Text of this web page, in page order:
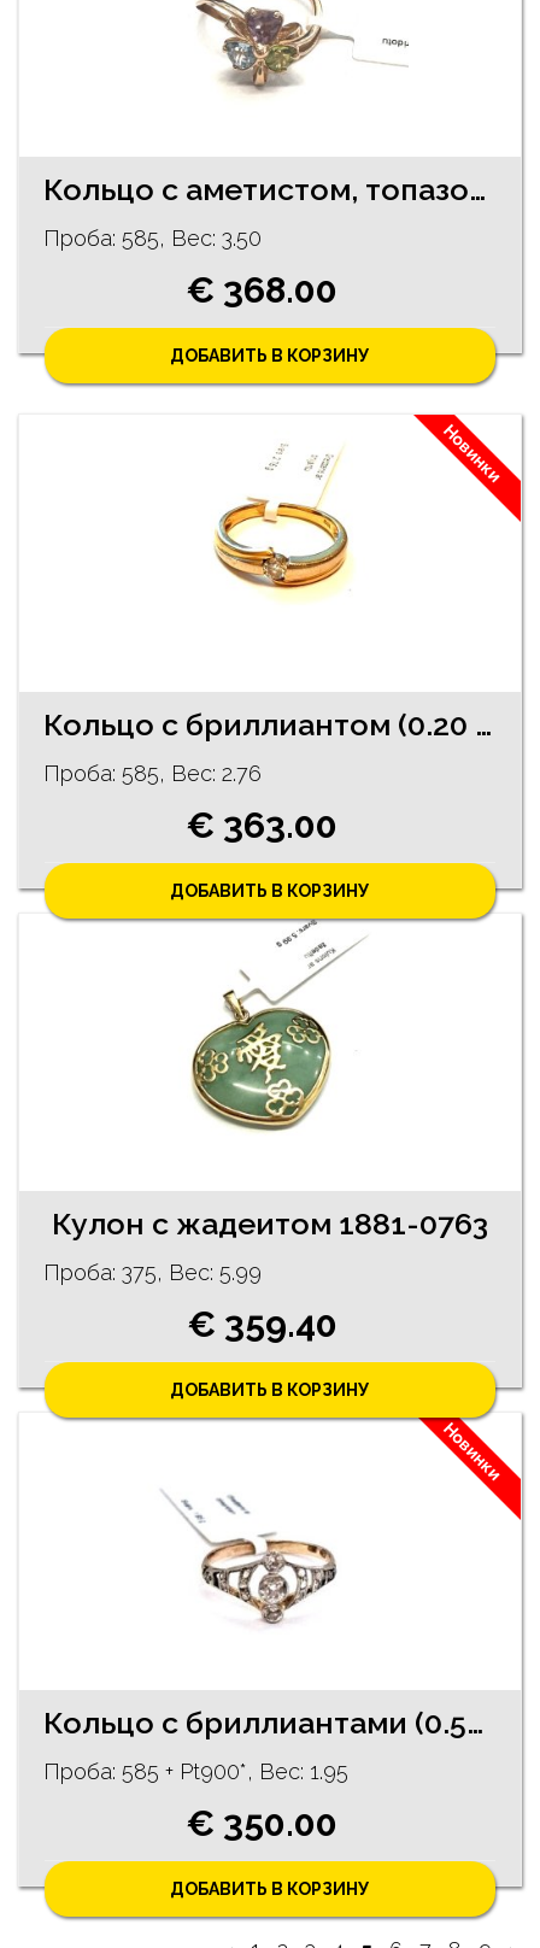
Кольцо с аметистом, топазом и перидотом 290-0763
Проба: 585, Bес: 3.50
€ 368.00
ДОБАВИТЬ В КОРЗИНУ
Новинки
Кольцо с бриллиантoм (0.20 ct) 2101-0663
Проба: 585, Bес: 2.76
€ 363.00
ДОБАВИТЬ В КОРЗИНУ
Кулон с жадеитом 1881-0763
Проба: 375, Bес: 5.99
€ 359.40
ДОБАВИТЬ В КОРЗИНУ
Новинки
Кольцо с бриллиантами (0.53 ct) 2020-3451 Rezervēts līdz 07.08.26
Проба: 585 + Pt900*, Bес: 1.95
€ 350.00
ДОБАВИТЬ В КОРЗИНУ